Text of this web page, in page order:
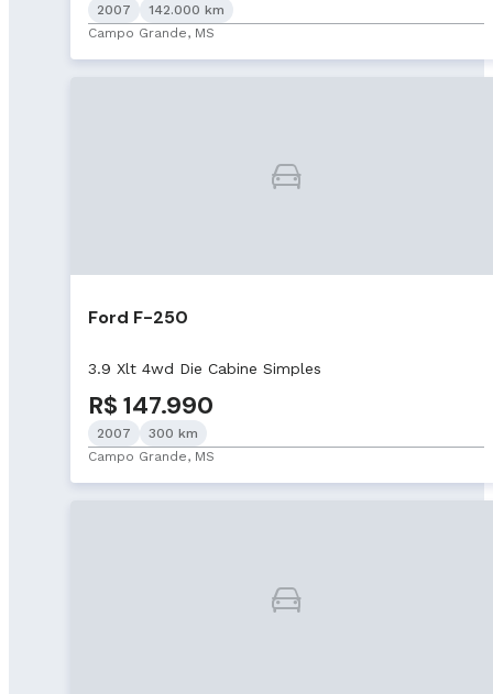
2007
142.000 km
Campo Grande, MS
Ford F-250
3.9 Xlt 4wd Die Cabine Simples
R$ 147.990
2007
300 km
Campo Grande, MS